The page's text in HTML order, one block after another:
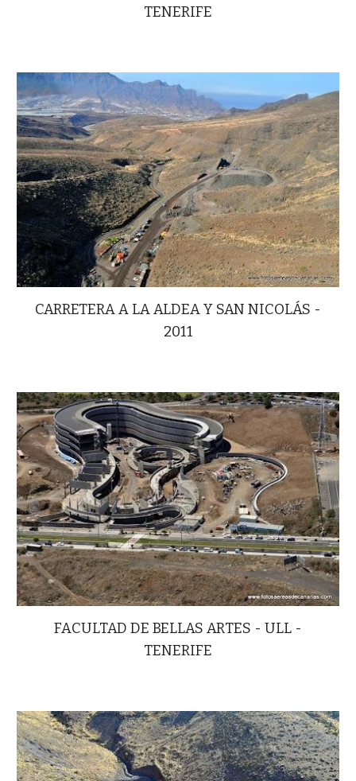
TENERIFE
CARRETERA A LA ALDEA Y SAN NICOLÁS -
2011
FACULTAD DE BELLAS ARTES - ULL -
TENERIFE